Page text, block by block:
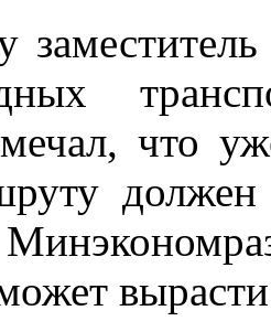
что
может